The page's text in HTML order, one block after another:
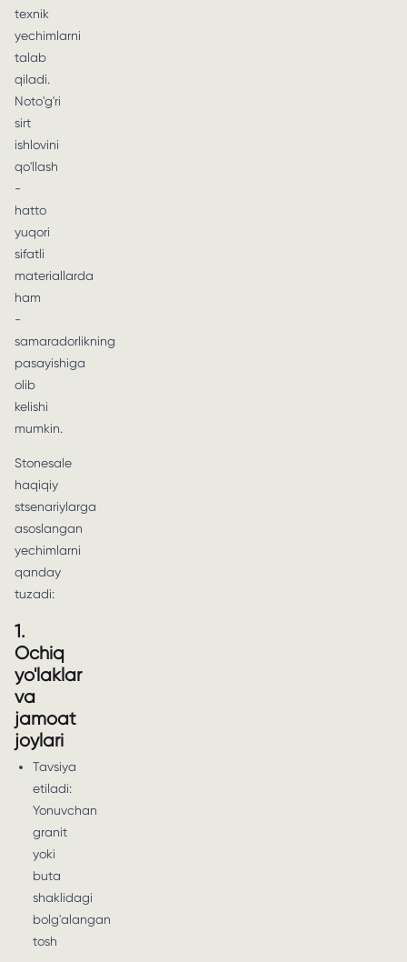
texnik
yechimlarni
talab
qiladi.
Noto'g'ri
sirt
ishlovini
qo'llash
-
hatto
yuqori
sifatli
materiallarda
ham
-
samaradorlikning
pasayishiga
olib
kelishi
mumkin.
Stonesale
haqiqiy
stsenariylarga
asoslangan
yechimlarni
qanday
tuzadi:
1.
Ochiq
yo'laklar
va
jamoat
joylari
Tavsiya
etiladi:
Yonuvchan
granit
yoki
buta
shaklidagi
bolg'alangan
tosh